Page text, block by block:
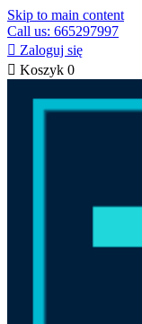
Skip to main content
Call us: 665297997
 Zaloguj się
 Koszyk 0